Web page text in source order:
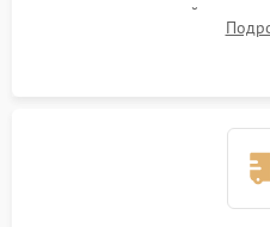
стеклокерамической
сенсорного блока для